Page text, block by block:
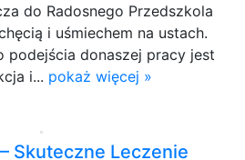
do Radosnego Przedszkola
i uśmiechem na ustach.
podejścia donaszej pracy jest
i... pokaż więcej »
Skuteczne Leczenie